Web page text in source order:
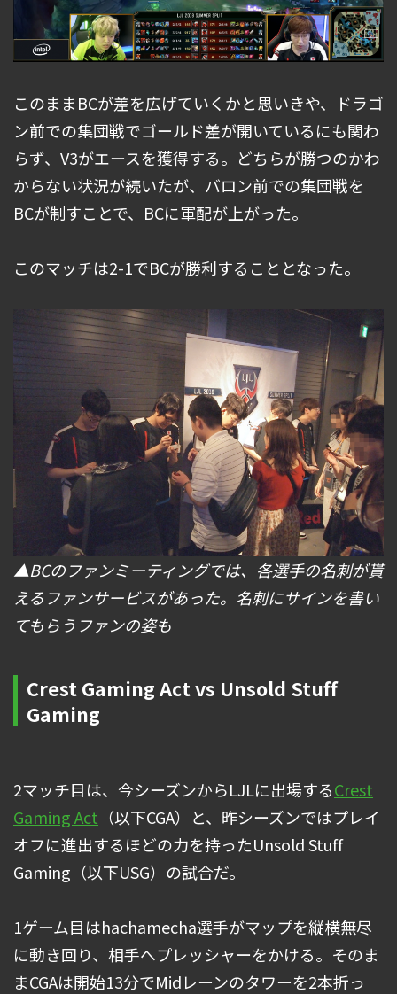
このままBCが差を広げていくかと思いきや、ドラゴ
ン前での集団戦でゴールド差が開いているにも関わ
らず、V3がエースを獲得する。どちらが勝つのかわ
からない状況が続いたが、バロン前での集団戦を
BCが制すことで、BCに軍配が上がった。
このマッチは2-1でBCが勝利することとなった。
▲BCのファンミーティングでは、各選手の名刺が貰
えるファンサービスがあった。名刺にサインを書い
てもらうファンの姿も
Crest Gaming Act vs Unsold Stuff
Gaming
2マッチ目は、今シーズンからLJLに出場するCrest
Gaming Act （以下CGA）と、昨シーズンではプレイ
オフに進出するほどの力を持ったUnsold Stuff
Gaming（以下USG）の試合だ。
1ゲーム目はhachamecha選手がマップを縦横無尽
に動き回り、相手へプレッシャーをかける。そのま
まCGAは開始13分でMidレーンのタワーを2本折っ